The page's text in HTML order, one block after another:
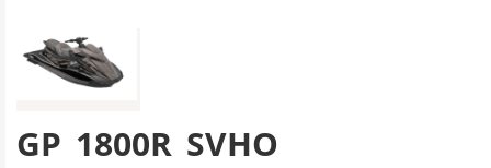
GP 1800R SVHO